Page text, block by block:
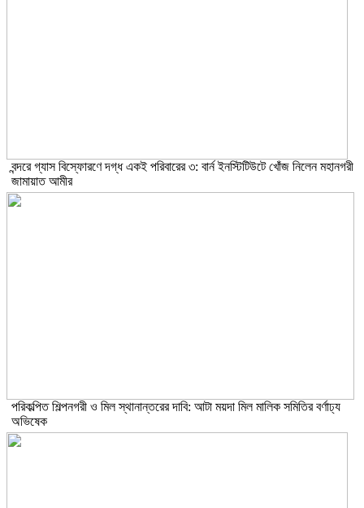
বন্দরে গ্যাস বিস্ফোরণে দগ্ধ একই পরিবারের ৩: বার্ন ইনস্টিটিউটে খোঁজ নিলেন মহানগরী
জামায়াত আমীর
পরিকল্পিত শিল্পনগরী ও মিল স্থানান্তরের দাবি: আটা ময়দা মিল মালিক সমিতির বর্ণাঢ্য
অভিষেক